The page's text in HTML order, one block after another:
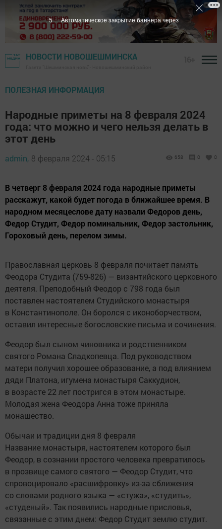
НОВОСТИ НОВОШЕШМИНСКА
ПОЛЕЗНАЯ ИНФОРМАЦИЯ
Народные приметы на 8 февраля 2024
года: что можно и чего нельзя делать в
этот день
admin, 8 февраля 2024 - 05:15 658 0 0
В четверг 8 февраля 2024 года народные приметы
расскажут, какой будет погода в ближайшее время. В
народном месяцеслове дату назвали Федоров день,
Федор Студит, Федор поминальник, Федор застольник,
Гороховый день, перелом зимы.
Православная церковь 8 февраля почитает память
Феодора Студита (759-826) — византийского церковного
деятеля. Преподобный Феодор с 798 года был
поставлен настоятелем Студийского монастыря
в Константинополе. Он боролся с иконоборчеством,
оставил интересные богословские письма и сочинения.
Феодор был сыном чиновника и родственником
святого Романа Сладкопевца. Под руководством
матери получил хорошее образование, а под влиянием
дяди Платона, игумена монастыря Саккудион,
в возрасте 22 лет постригся в этом монастыре.
Молодая жена Феодора Анна тоже приняла
монашество.
Обычаи и традиции дня 8 февраля
Название монастыря, настоятелем которого был
Феодор, в сознании простого человека превратилось
в прозвище самого святого — Феодор Студит, что
спровоцировало «расшифровку» из-за сближения
со словами родного языка — «стужа», «студить»,
«студеный». Так появились народные присловья,
связанные с этим днем: Федор Студит землю студит.
4 Автоматическое закрытие баннера через